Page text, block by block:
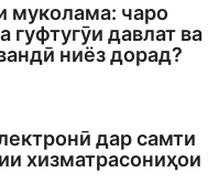
муколама: чаро
гуфтугӯи давлат ва
ниёз дорад?
дар самти
хизматрасониҳои